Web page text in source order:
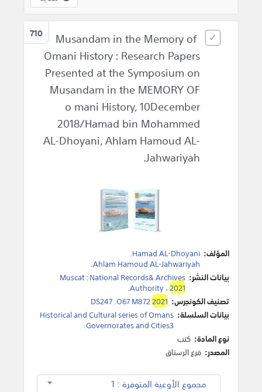
710
Musandam in the Memory of
Omani History : Research Papers
Presented at the Symposium on
Musandam in the MEMORY OF
o mani History, 10December
2018/Hamad bin Mohammed
AL-Dhoyani, Ahlam Hamoud AL-
Jahwariyah.
المؤلف: Hamad AL-Dhoyani
.
Ahlam Hamoud AL-Jahwariyah
.
بيانات النشر:
Muscat:National Records& Archives
Authority،2021
.
تصنيف الكونجرس:
DS247 .O67 M8722021
بيانات السلسلة: Historical and Cultural series of Omans
Governorates and Cities3.
نوع المادة: كتب
المصدر: فرع الرستاق
مجموع الأوعية المتوفرة : 1